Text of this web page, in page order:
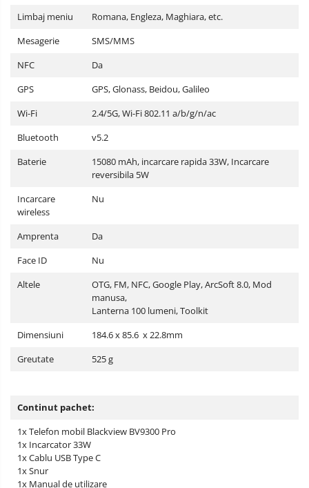
Limbaj meniu
Romana, Engleza, Maghiara, etc.
Mesagerie
SMS/MMS
NFC
Da
GPS
GPS, Glonass, Beidou, Galileo
Wi-Fi
2.4/5G, Wi-Fi 802.11 a/b/g/n/ac
Bluetooth
v5.2
Baterie
15080 mAh, incarcare rapida 33W, Incarcare
reversibila 5W
Incarcare
wireless
Nu
Amprenta
Da
Face ID
Nu
Altele
OTG, FM, NFC, Google Play, ArcSoft 8.0, Mod
manusa,
Lanterna 100 lumeni, Toolkit
Dimensiuni
184.6 x 85.6 x 22.8mm
Greutate
525 g
Continut pachet:
1x Telefon mobil Blackview BV9300 Pro
1x Incarcator 33W
1x Cablu USB Type C
1x Snur
1x Manual de utilizare